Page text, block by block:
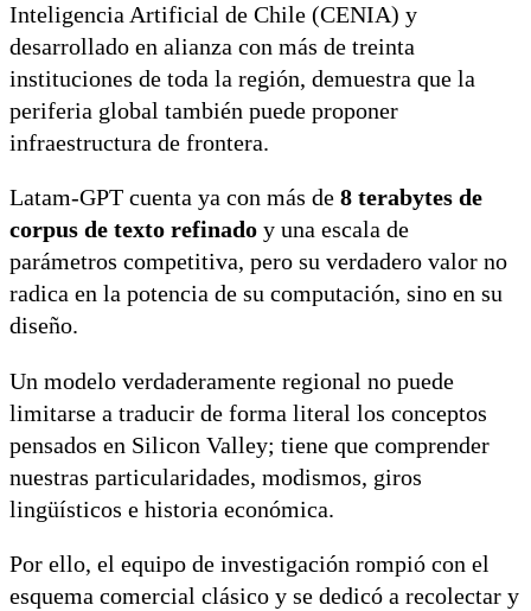
Inteligencia Artificial de Chile (CENIA) y
desarrollado en alianza con más de treinta
instituciones de toda la región, demuestra que la
periferia global también puede proponer
infraestructura de frontera.
Latam-GPT cuenta ya con más de 8 terabytes de
corpus de texto refinado y una escala de
parámetros competitiva, pero su verdadero valor no
radica en la potencia de su computación, sino en su
diseño.
Un modelo verdaderamente regional no puede
limitarse a traducir de forma literal los conceptos
pensados en Silicon Valley; tiene que comprender
nuestras particularidades, modismos, giros
lingüísticos e historia económica.
Por ello, el equipo de investigación rompió con el
esquema comercial clásico y se dedicó a recolectar y